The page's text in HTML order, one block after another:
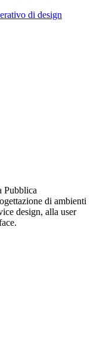
di design
Pubblica
di ambienti
design, alla user